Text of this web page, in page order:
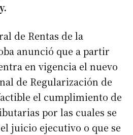
de Rentas de la
anunció que a partir
en vigencia el nuevo
de Regularización de
el cumplimiento de
por las cuales se
juicio ejecutivo o que se